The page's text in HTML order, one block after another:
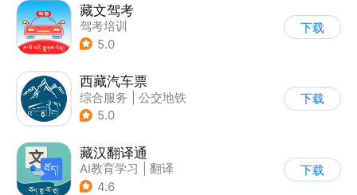
藏文驾考
驾考培训
5.0
下载
西藏汽车票
综合服务
公交地铁
5.0
下载
藏汉翻译通
AI教育学习
翻译
| 其他
4.6
下载